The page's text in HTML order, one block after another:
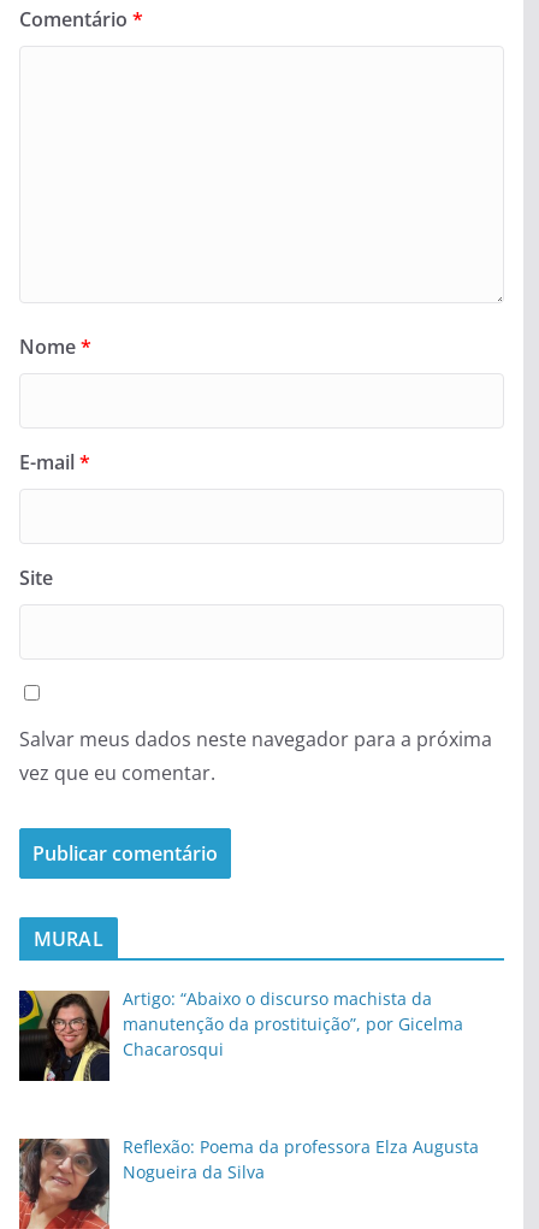
Comentário *
Nome*
E-mail*
Site
Salvar meus dados neste navegador para a próxima
vez que eu comentar.
MURAL
Artigo: “Abaixo o discurso machista da
manutenção da prostituição”, por Gicelma
Chacarosqui
Reflexão: Poema da professora Elza Augusta
Nogueira da Silva